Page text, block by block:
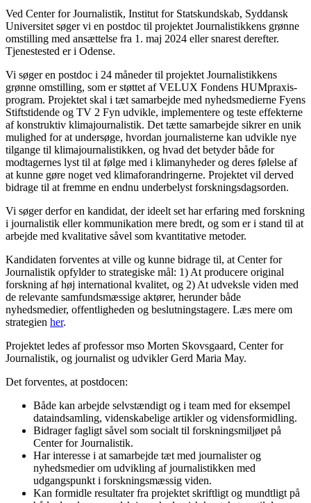
Ved Center for Journalistik, Institut for Statskundskab, Syddansk
Universitet søger vi en postdoc til projektet Journalistikkens grønne
omstilling med ansættelse fra 1. maj 2024 eller snarest derefter.
Tjenestested er i Odense.
Vi søger en postdoc i 24 måneder til projektet Journalistikkens
grønne omstilling, som er støttet af VELUX Fondens HUMpraxis-
program. Projektet skal i tæt samarbejde med nyhedsmedierne Fyens
Stiftstidende og TV 2 Fyn udvikle, implementere og teste effekterne
af konstruktiv klimajournalistik. Det tætte samarbejde sikrer en unik
mulighed for at undersøge, hvordan journalisterne kan udvikle nye
tilgange til klimajournalistikken, og hvad det betyder både for
modtagernes lyst til at følge med i klimanyheder og deres følelse af
at kunne gøre noget ved klimaforandringerne. Projektet vil derved
bidrage til at fremme en endnu underbelyst forskningsdagsorden.
Vi søger derfor en kandidat, der ideelt set har erfaring med forskning
i journalistik eller kommunikation mere bredt, og som er i stand til at
arbejde med kvalitative såvel som kvantitative metoder.
Kandidaten forventes at ville og kunne bidrage til, at Center for
Journalistik opfylder to strategiske mål: 1) At producere original
forskning af høj international kvalitet, og 2) At udveksle viden med
de relevante samfundsmæssige aktører, herunder både
nyhedsmedier, offentligheden og beslutningstagere. Læs mere om
strategien her.
Projektet ledes af professor mso Morten Skovsgaard, Center for
Journalistik, og journalist og udvikler Gerd Maria May.
Det forventes, at postdocen:
Både kan arbejde selvstændigt og i team med for eksempel
dataindsamling, videnskabelige artikler og vidensformidling.
Bidrager fagligt såvel som socialt til forskningsmiljøet på
Center for Journalistik.
Har interesse i at samarbejde tæt med journalister og
nyhedsmedier om udvikling af journalistikken med
udgangspunkt i forskningsmæssig viden.
Kan formidle resultater fra projektet skriftligt og mundtligt på